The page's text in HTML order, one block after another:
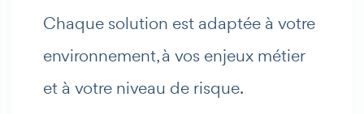
Chaque solution est adaptée à votre
environnement, à vos enjeux métier
et à votre niveau de risque.